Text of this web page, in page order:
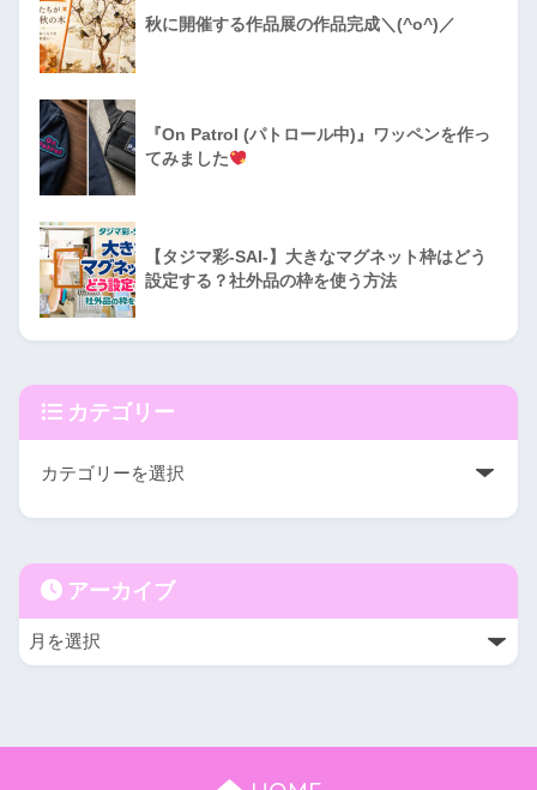
秋に開催する作品展の作品完成＼(^o^)／
『On Patrol (パトロール中)』ワッペンを作っ
てみました
【タジマ彩-SAI-】大きなマグネット枠はどう
設定する？社外品の枠を使う方法
カテゴリー
アーカイブ